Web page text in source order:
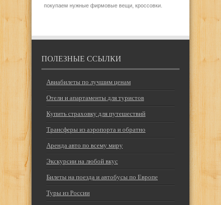
покупаем нужные фирмовые вещи, кроссовки.
ПОЛЕЗНЫЕ ССЫЛКИ
Авиабилеты по лучшим ценам
Отели и апартаменты для туристов
Купить страховку для путешествий
Трансферы из аэропорта и обратно
Аренда авто по всему миру
Экскурсии на любой вкус
Билеты на поезда и автобусы по Европе
Туры из России